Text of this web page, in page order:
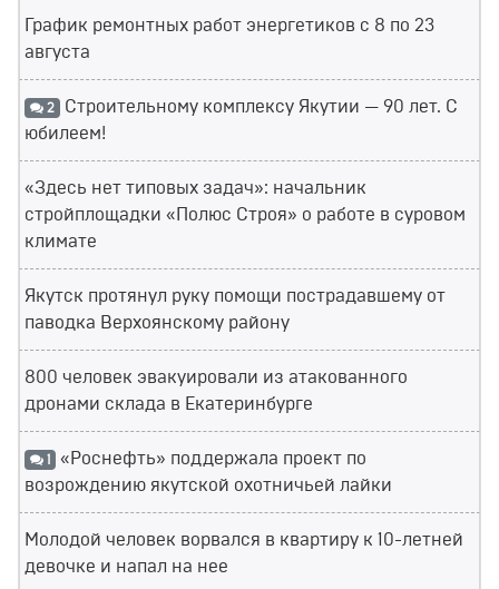
График ремонтных работ энергетиков с 8 по 23
августа
2 Строительному комплексу Якутии — 90 лет. С
юбилеем!
«Здесь нет типовых задач»: начальник
стройплощадки «Полюс Строя» о работе в суровом
климате
Якутск протянул руку помощи пострадавшему от
паводка Верхоянскому району
800 человек эвакуировали из атакованного
дронами склада в Екатеринбурге
1 «Роснефть» поддержала проект по
возрождению якутской охотничьей лайки
Молодой человек ворвался в квартиру к 10-летней
девочке и напал на нее